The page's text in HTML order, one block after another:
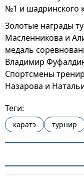
№1 и шадринского
Золотые награды
Масленникова и
медаль
Владимир
Спортсмены
Назарова и
Теги:
каратэ турнир